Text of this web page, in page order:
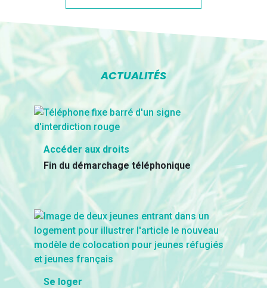
ACTUALITÉS
Accéder aux droits
Fin du démarchage téléphonique
Se loger